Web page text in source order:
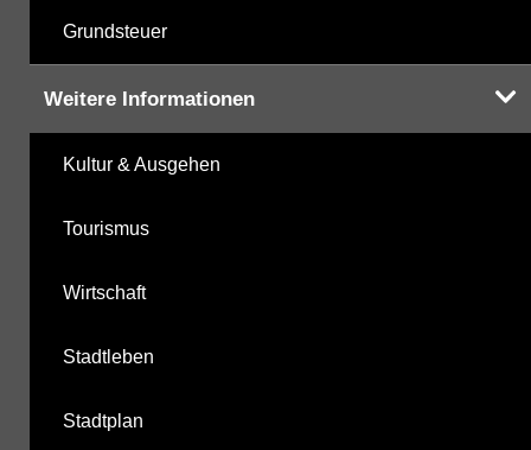
Grundsteuer
Weitere Informationen
Kultur & Ausgehen
Tourismus
Wirtschaft
Stadtleben
Stadtplan